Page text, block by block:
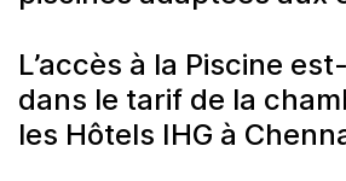
L’accès à la Piscine
dans le tarif de la
les Hôtels IHG à